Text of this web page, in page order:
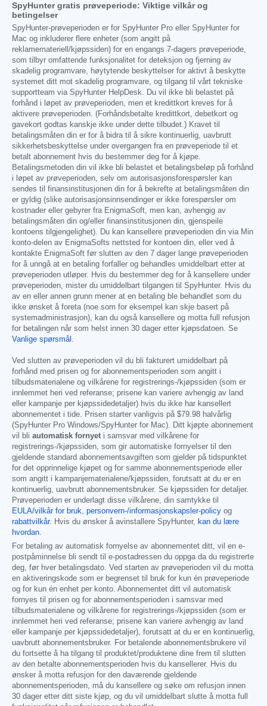
SpyHunter gratis prøveperiode: Viktige vilkår og
betingelser
SpyHunter-prøveperioden er for SpyHunter Pro eller SpyHunter for
Mac og inkluderer flere enheter (som angitt på
reklamemateriell/kjøpssiden) for en engangs 7-dagers prøveperiode,
som tilbyr omfattende funksjonalitet for deteksjon og fjerning av
skadelig programvare, høytytende beskyttelser for aktivt å beskytte
systemet ditt mot skadelig programvare, og tilgang til vårt tekniske
supportteam via SpyHunter HelpDesk. Du vil ikke bli belastet på
forhånd i løpet av prøveperioden, men et kredittkort kreves for å
aktivere prøveperioden. (Forhåndsbetalte kredittkort, debetkort og
gavekort godtas kanskje ikke under dette tilbudet.) Kravet til
betalingsmåten din er for å bidra til å sikre kontinuerlig, uavbrutt
sikkerhetsbeskyttelse under overgangen fra en prøveperiode til et
betalt abonnement hvis du bestemmer deg for å kjøpe.
Betalingsmetoden din vil ikke bli belastet et betalingsbeløp på forhånd
i løpet av prøveperioden, selv om autorisasjonsforespørsler kan
sendes til finansinstitusjonen din for å bekrefte at betalingsmåten din
er gyldig (slike autorisasjonsinnsendinger er ikke forespørsler om
kostnader eller gebyrer fra EnigmaSoft, men kan, avhengig av
betalingsmåten din og/eller finansinstitusjonen din, gjenspeile
kontoens tilgjengelighet). Du kan kansellere prøveperioden din via Min
konto-delen av EnigmaSofts nettsted for kontoen din, eller ved å
kontakte EnigmaSoft før slutten av den 7 dager lange prøveperioden
for å unngå at en betaling forfaller og behandles umiddelbart etter at
prøveperioden utløper. Hvis du bestemmer deg for å kansellere under
prøveperioden, mister du umiddelbart tilgangen til SpyHunter. Hvis du
av en eller annen grunn mener at en betaling ble behandlet som du
ikke ønsket å foreta (noe som for eksempel kan skje basert på
systemadministrasjon), kan du også kansellere og motta full refusjon
for betalingen når som helst innen 30 dager etter kjøpsdatoen. Se
Vanlige spørsmål .
Ved slutten av prøveperioden vil du bli fakturert umiddelbart på
forhånd med prisen og for abonnementsperioden som angitt i
tilbudsmaterialene og vilkårene for registrerings-/kjøpssiden (som er
innlemmet heri ved referanse; prisene kan variere avhengig av land
eller kampanje per kjøpssidedetaljer) hvis du ikke har kansellert
abonnementet i tide. Prisen starter vanligvis på $79.98 halvårlig
(SpyHunter Pro Windows/SpyHunter for Mac). Ditt kjøpte abonnement
vil bli automatisk fornyet i samsvar med vilkårene for
registrerings-/kjøpssiden, som gir automatiske fornyelser til den
gjeldende standard abonnementsavgiften som gjelder på tidspunktet
for det opprinnelige kjøpet og for samme abonnementsperiode eller
som angitt i kampanjematerialene/kjøpssiden, forutsatt at du er en
kontinuerlig, uavbrutt abonnementsbruker. Se kjøpssiden for detaljer.
Prøveperioden er underlagt disse vilkårene, din samtykke til
EULA/vilkår for bruk, personvern-/informasjonskapsler-policy og
rabattvilkår. Hvis du ønsker å avinstallere SpyHunter, kan du lære
hvordan.
For betaling av automatisk fornyelse av abonnementet ditt, vil en e-
postpåminnelse bli sendt til e-postadressen du oppga da du registrerte
deg, før hver betalingsdato. Ved starten av prøveperioden vil du motta
en aktiveringskode som er begrenset til bruk for kun én prøveperiode
og for kun én enhet per konto. Abonnementet ditt vil automatisk
fornyes til prisen og for abonnementsperioden i samsvar med
tilbudsmaterialene og vilkårene for registrerings-/kjøpssiden (som er
innlemmet heri ved referanse; prisene kan variere avhengig av land
eller kampanje per kjøpssidedetaljer), forutsatt at du er en kontinuerlig,
uavbrutt abonnementsbruker. For betalende abonnementsbrukere vil
du fortsette å ha tilgang til produktet/produktene dine frem til slutten
av den betalte abonnementsperioden hvis du kansellerer. Hvis du
ønsker å motta refusjon for den daværende gjeldende
abonnementsperioden, må du kansellere og søke om refusjon innen
30 dager etter ditt siste kjøp, og du vil umiddelbart slutte å motta full